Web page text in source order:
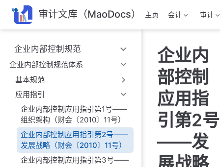
跳
至
主
要
內
容
审计文库（MaoDocs） 主页 会计 审计
企业内部控制规范
企业内部控制规范体系
基本规范
应用指引
企业内部控制应用指引第1号——
组织架构（财会〔2010〕11号）
企业内部控制应用指引第2号——
发展战略（财会〔2010〕11号）
企业内部控制应用指引第3号——
企业内
部控制
应用指
引第2号
——发